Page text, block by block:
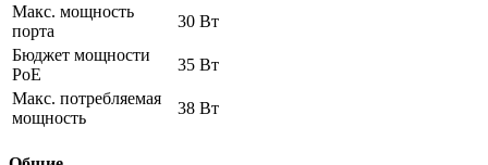
Макс. мощность
порта
30 Вт
Бюджет мощности
PoE
35 Вт
Макс. потребляемая
мощность
38 Вт